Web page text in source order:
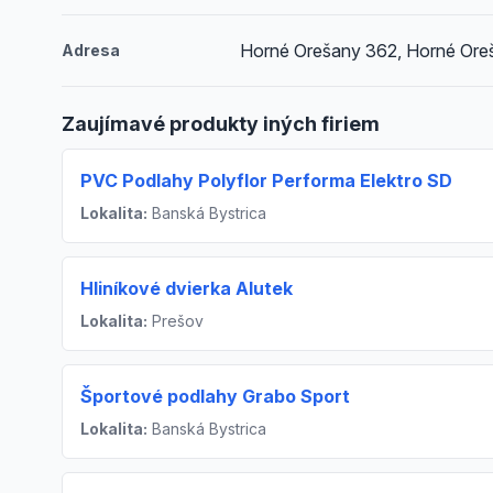
Adresa Horné Orešany 362, Horné
Zaujímavé produkty iných firiem
PVC Podlahy Polyflor Performa Elektro SD
Lokalita: Banská Bystrica
Hliníkové dvierka Alutek
Lokalita: Prešov
Športové podlahy Grabo Sport
Lokalita: Banská Bystrica